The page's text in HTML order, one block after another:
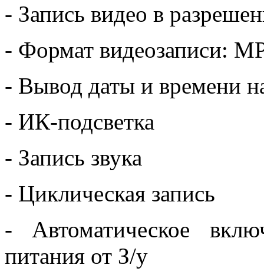
- Запись видео в
- Формат видеозаписи:
- Вывод даты и времени
- ИК-подсветка
- Запись звука
- Циклическая запись
- Автоматическое
питания от З/у